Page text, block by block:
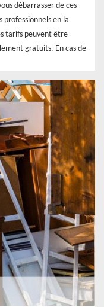
débarrasser de ces
professionnels en la
tarifs peuvent être
gratuits. En cas de